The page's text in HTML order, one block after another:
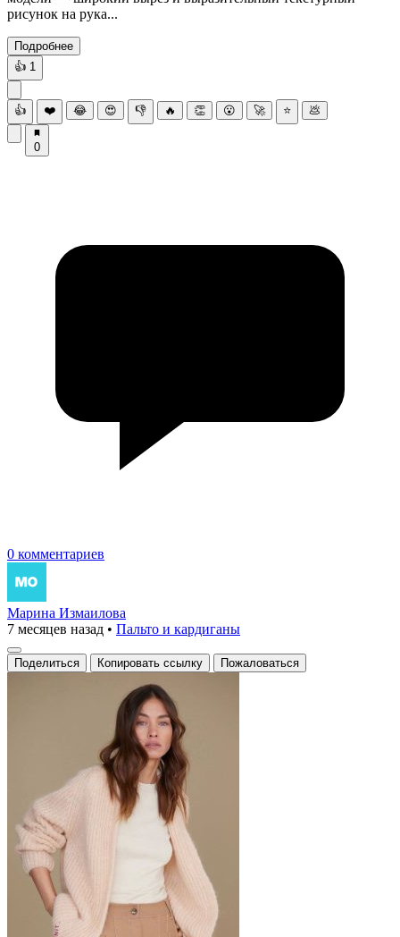
рисунок на рука...
Подробнее
👍 1
👍 ❤️ 😂 😍 👎 🔥 👏 😮 🚀 ⭐ 💩
0
0 комментариев
Марина Измаилова
7 месяцев назад • Пальто и кардиганы
Поделиться Копировать ссылку Пожаловаться